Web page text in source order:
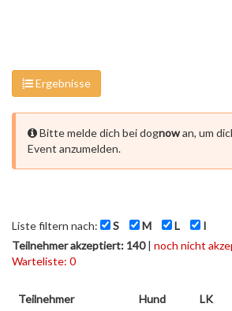
Ergebnisse
Bitte melde dich bei dognowan, um
Event anzumelden.
Liste filtern nach: S M L
I
Teilnehmer akzeptiert: 140| noch nicht
Warteliste: 0
Teilnehmer Hund LK